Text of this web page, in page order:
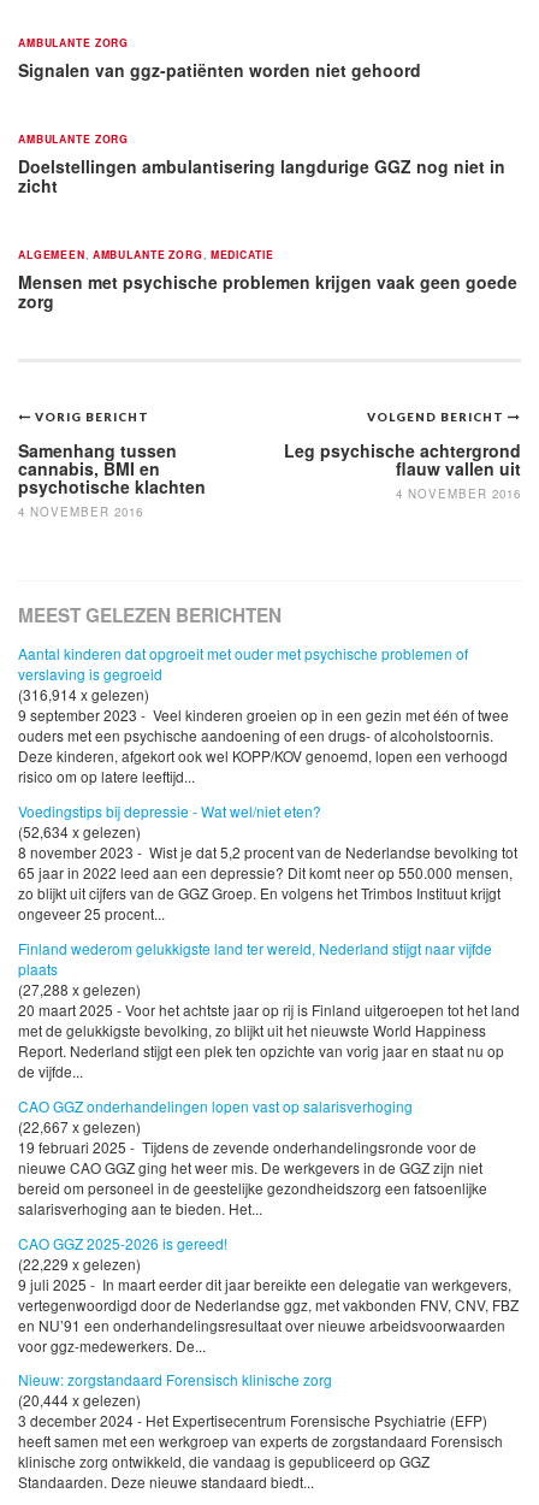
AMBULANTE ZORG
Signalen van ggz-patiënten worden niet gehoord
AMBULANTE ZORG
Doelstellingen ambulantisering langdurige GGZ nog niet in
zicht
ALGEMEEN AMBULANTE ZORG MEDICATIE
Mensen met psychische problemen krijgen vaak geen goede
zorg
Bericht
navigatie
VOLGEND BERICHT
Leg psychische achtergrond
flauw vallen uit
4 NOVEMBER 2016
VORIG BERICHT
Samenhang tussen
cannabis, BMI en
psychotische klachten
4 NOVEMBER 2016
MEEST GELEZEN BERICHTEN
Aantal kinderen dat opgroeit met ouder met psychische problemen of
verslaving is gegroeid
(316,914 x gelezen)
9 september 2023 - Veel kinderen groeien op in een gezin met één of twee
ouders met een psychische aandoening of een drugs- of alcoholstoornis.
Deze kinderen, afgekort ook wel KOPP/KOV genoemd, lopen een verhoogd
risico om op latere leeftijd...
Voedingstips bij depressie - Wat wel/niet eten?
(52,634 x gelezen)
8 november 2023 - Wist je dat 5,2 procent van de Nederlandse bevolking tot
65 jaar in 2022 leed aan een depressie? Dit komt neer op 550.000 mensen,
zo blijkt uit cijfers van de GGZ Groep. En volgens het Trimbos Instituut krijgt
ongeveer 25 procent...
Finland wederom gelukkigste land ter wereld, Nederland stijgt naar vijfde
plaats
(27,288 x gelezen)
20 maart 2025 - Voor het achtste jaar op rij is Finland uitgeroepen tot het land
met de gelukkigste bevolking, zo blijkt uit het nieuwste World Happiness
Report. Nederland stijgt een plek ten opzichte van vorig jaar en staat nu op
de vijfde...
CAO GGZ onderhandelingen lopen vast op salarisverhoging
(22,667 x gelezen)
19 februari 2025 - Tijdens de zevende onderhandelingsronde voor de
nieuwe CAO GGZ ging het weer mis. De werkgevers in de GGZ zijn niet
bereid om personeel in de geestelijke gezondheidszorg een fatsoenlijke
salarisverhoging aan te bieden. Het...
CAO GGZ 2025-2026 is gereed!
(22,229 x gelezen)
9 juli 2025 - In maart eerder dit jaar bereikte een delegatie van werkgevers,
vertegenwoordigd door de Nederlandse ggz, met vakbonden FNV, CNV, FBZ
en NU’91 een onderhandelingsresultaat over nieuwe arbeidsvoorwaarden
voor ggz-medewerkers. De...
Nieuw: zorgstandaard Forensisch klinische zorg
(20,444 x gelezen)
3 december 2024 - Het Expertisecentrum Forensische Psychiatrie (EFP)
heeft samen met een werkgroep van experts de zorgstandaard Forensisch
klinische zorg ontwikkeld, die vandaag is gepubliceerd op GGZ
Standaarden. Deze nieuwe standaard biedt...